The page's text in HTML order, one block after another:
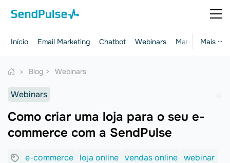
Mais ···
Início Email Marketing Chatbot Webinars Marketing e
Blog Webinars
Webinars
Como criar uma loja para o seu e-
commerce com a SendPulse
e-commerce loja online vendas online webinar